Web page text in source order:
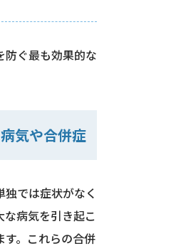
防ぐ最も効果的な
気や合併症
では症状がなく
な病気を引き起こ
す。これらの合併